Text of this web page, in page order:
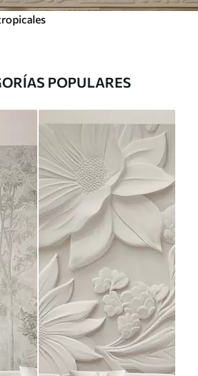
POPULARES